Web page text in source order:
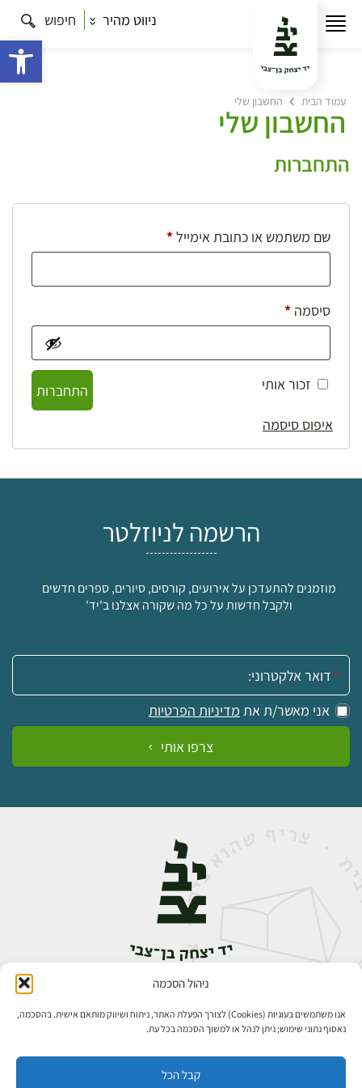
ניהול הסכמה
אנו משתמשים בעוגיות (Cookies) לצורך הפעלת האתר, ניתוח ושיווק מותאם אישית. בהסכמה,
נאסוף נתוני שימוש; ניתן לנהל או למשוך הסכמה בכל עת.
קבל הכל
ניווט מהיר חיפוש
עמוד הבית החשבון שלי
החשבון שלי
התחברות
שם משתמש או כתובת אימייל*חובה
סיסמה *חובה
זכור אותי
התחברות
איפוס סיסמה
הרשמה לניוזלטר
מוזמנים להתעדכן על אירועים, קורסים, סיורים, ספרים חדשים
ולקבל חדשות על כל מה שקורה אצלנו ב'יד'
אימייל:
אני מאשר/ת את מדיניות הפרטיות
צרפו אותי
אבן גבירול 14, רחביה, ירושלים